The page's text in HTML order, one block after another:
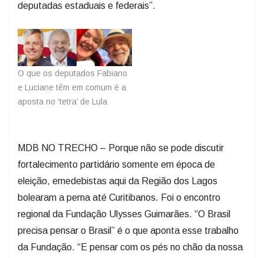
deputadas estaduais e federais”.
O que os deputados Fabiano
e Luciane têm em comum é a
aposta no ‘tetra’ de Lula
MDB NO TRECHO – Porque não se pode discutir
fortalecimento partidário somente em época de
eleição, emedebistas aqui da Região dos Lagos
bolearam a perna até Curitibanos. Foi o encontro
regional da Fundação Ulysses Guimarães. “O Brasil
precisa pensar o Brasil” é o que aponta esse trabalho
da Fundação. “E pensar com os pés no chão da nossa